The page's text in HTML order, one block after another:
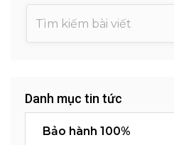
Danh mục tin tức
Bảo hành 100%